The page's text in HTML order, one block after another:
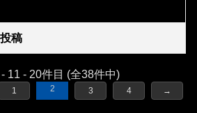
投稿
11 - 20件目 (全38件中)
1 2 3 4 →